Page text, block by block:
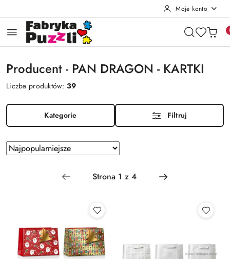
Moje konto
Producent - PAN DRAGON - KARTKI
Liczba produktów:39
Kategorie Filtruj
Zastosowano
sortowanie:
Najpopularniejsze.
Sortuj
według